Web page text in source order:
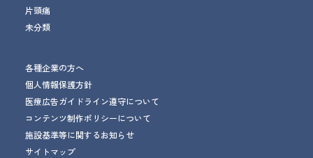
片頭痛
未分類
各種企業の方へ
個人情報保護方針
医療広告ガイドライン遵守について
コンテンツ制作ポリシーについて
施設基準等に関するお知らせ
サイトマップ